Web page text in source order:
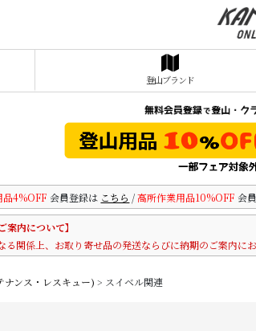
登山ブランド
品4%OFF 会員登録は こちら /高所作業用品10%OFF 会
内について】
関係上、お取り寄せ品の発送ならびに納期のご案内
ナンス・レスキュー) > スイベル関連